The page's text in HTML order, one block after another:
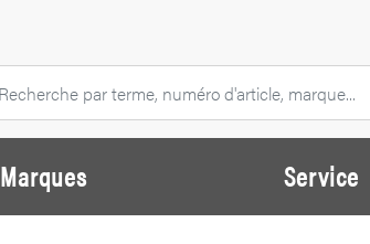
Marques Service